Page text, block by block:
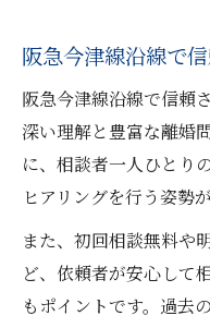
阪急今津線沿線で
阪急今津線沿線で信頼
深い理解と豊富な離婚
に、相談者一人ひとり
ヒアリングを行う姿勢
また、初回相談無料や
ど、依頼者が安心して
もポイントです。過去